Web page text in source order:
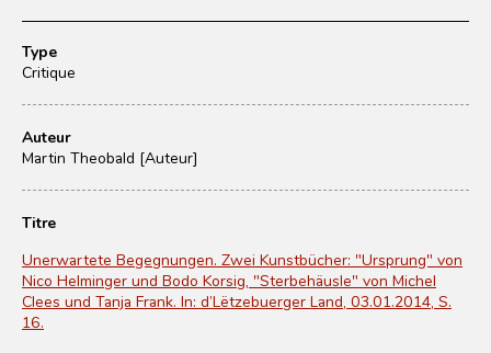
Type
Critique
Auteur
Martin Theobald [Auteur]
Titre
Unerwartete Begegnungen. Zwei Kunstbücher: "Ursprung" von
Nico Helminger und Bodo Korsig, "Sterbehäusle" von Michel
Clees und Tanja Frank. In: d’Lëtzebuerger Land, 03.01.2014, S.
16.